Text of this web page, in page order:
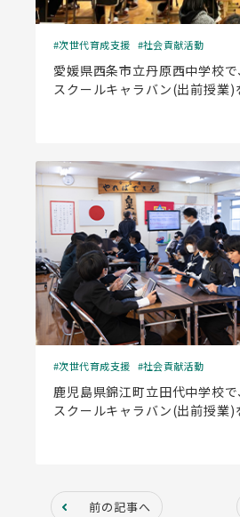
次世代育成支援 社会貢献活動
愛媛県西条市立丹原西中学校
スクールキャラバン(出前授業)
次世代育成支援 社会貢献活動
鹿児島県錦江町立田代中学校
スクールキャラバン(出前授業)
前の記事へ